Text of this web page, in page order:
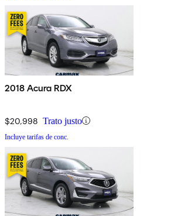
2018 Acura RDX
$20,998 Trato justo
Incluye tarifas de conc.